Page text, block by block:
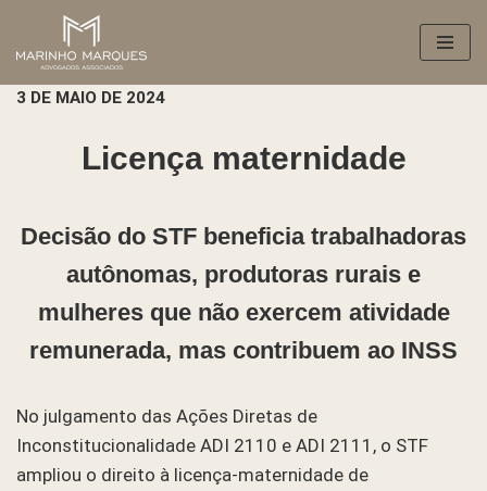
Pular
para
conteúdo
3 DE MAIO DE 2024
Licença maternidade
Decisão do STF beneficia trabalhadoras
autônomas, produtoras rurais e
mulheres que não exercem atividade
remunerada, mas contribuem ao INSS
No julgamento das Ações Diretas de
Inconstitucionalidade ADI 2110 e ADI 2111, o STF
ampliou o direito à licença-maternidade de